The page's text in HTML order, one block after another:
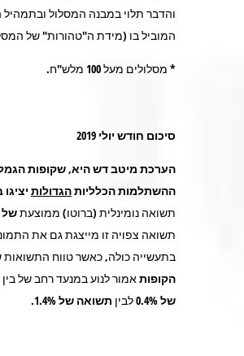
והדבר תלוי במבנה המסלול
המוביל בו (מידת ה"טהורות" של
* מסלולים מעל 100 מלש"ח .
סיכום חודש יולי 2019
הערכת מיטב דש היא, שקופות
ההשתלמות הכלליותהגדולות יציגו
תשואה נומינלית (ברוטו) ממוצעתשל 0.7%.
תשואה צפויה זו מייצגת גם את
בתעשייה כולה, כאשר טווח התשואות
הקופותאמור לנוע במנעד רחב של בין
של 0.4%
לבין תשואה של1.4%
.